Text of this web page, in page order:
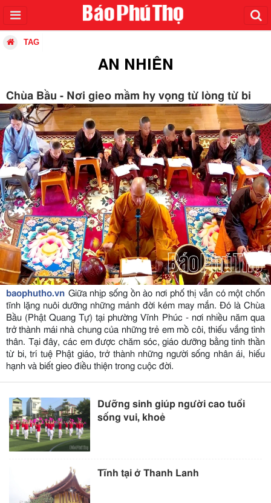
TAG
AN NHIÊN
Chùa Bầu - Nơi gieo mầm hy vọng từ lòng từ bi
baophutho.vn Giữa nhịp sống ồn ào nơi phố thị vẫn có một chốn
tĩnh lặng nuôi dưỡng những mảnh đời kém may mắn. Đó là Chùa
Bầu (Phật Quang Tự) tại phường Vĩnh Phúc - nơi nhiều năm qua
trở thành mái nhà chung của những trẻ em mồ côi, thiếu vắng tình
thân. Tại đây, các em được chăm sóc, giáo dưỡng bằng tinh thần
từ bi, trí tuệ Phật giáo, trở thành những người sống nhân ái, hiếu
hạnh và biết gieo điều thiện trong cuộc đời.
Dưỡng sinh giúp người cao tuổi
sống vui, khoẻ
Tĩnh tại ở Thanh Lanh